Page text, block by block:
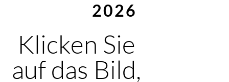
2026
Klicken Sie
auf das Bild,